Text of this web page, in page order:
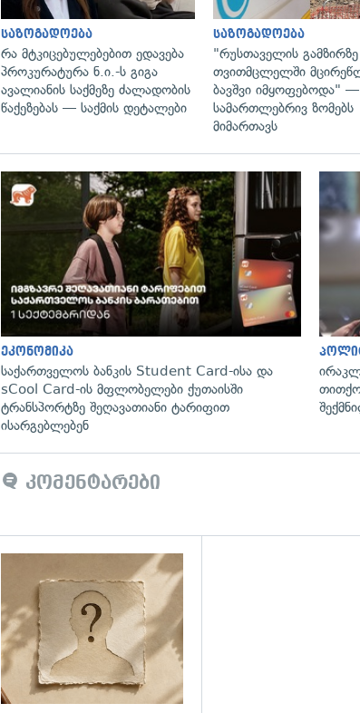
საზოგადოება
რა მტკიცებულებებით ედავება
პროკურატურა ნ.ი.-ს გიგა
ავალიანის საქმეზე ძალადობის
წაქეზებას — საქმის დეტალები
საზოგადოება
"რუსთაველის გამზირზე
თვითმცლელში
ბავშვი იმყოფებოდა"
სამართლებრივ ზომებს
მიმართავს
ეკონომიკა
საქართველოს ბანკის Student Card-ისა და
sCool Card-ის მფლობელები ქუთაისში
ტრანსპორტზე შეღავათიანი ტარიფით
ისარგებლებენ
კომენტარები